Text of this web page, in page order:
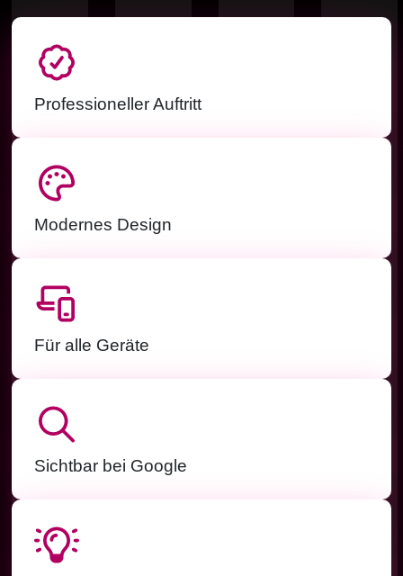
Professioneller Auftritt
Modernes Design
Für alle Geräte
Sichtbar bei Google